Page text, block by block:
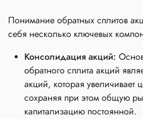
Понимание обратных сплитов
себя несколько ключевых
Консолидация акций:
обратного сплита акций
акций, которая увеличивает
сохраняя при этом общую
капитализацию постоянной.